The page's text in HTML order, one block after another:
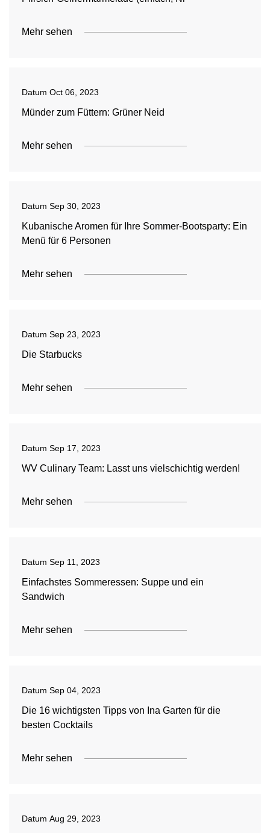
Mehr sehen
Datum Oct 06, 2023
Münder zum Füttern: Grüner Neid
Mehr sehen
Datum Sep 30, 2023
Kubanische Aromen für Ihre Sommer-Bootsparty: Ein
Menü für 6 Personen
Mehr sehen
Datum Sep 23, 2023
Die Starbucks
Mehr sehen
Datum Sep 17, 2023
WV Culinary Team: Lasst uns vielschichtig werden!
Mehr sehen
Datum Sep 11, 2023
Einfachstes Sommeressen: Suppe und ein
Sandwich
Mehr sehen
Datum Sep 04, 2023
Die 16 wichtigsten Tipps von Ina Garten für die
besten Cocktails
Mehr sehen
Datum Aug 29, 2023